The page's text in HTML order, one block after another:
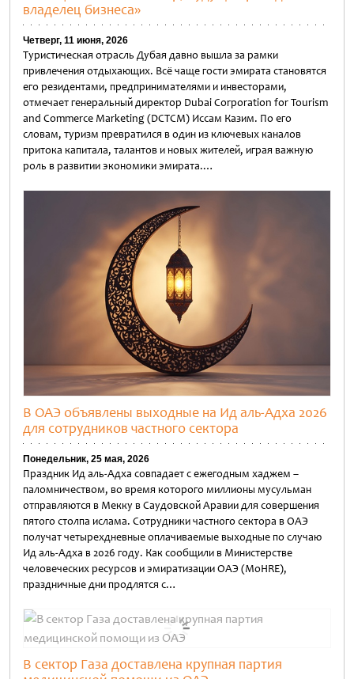
владелец бизнеса»
Четверг, 11 июня, 2026
Туристическая отрасль Дубая давно вышла за рамки
привлечения отдыхающих. Всё чаще гости эмирата становятся
его резидентами, предпринимателями и инвесторами,
отмечает генеральный директор Dubai Corporation for Tourism
and Commerce Marketing (DCTCM) Иссам Казим. По его
словам, туризм превратился в один из ключевых каналов
притока капитала, талантов и новых жителей, играя важную
роль в развитии экономики эмирата.…
В ОАЭ объявлены выходные на Ид аль-Адха 2026
для сотрудников частного сектора
Понедельник, 25 мая, 2026
Праздник Ид аль-Адха совпадает с ежегодным хаджем –
паломничеством, во время которого миллионы мусульман
отправляются в Мекку в Саудовской Аравии для совершения
пятого столпа ислама. Сотрудники частного сектора в ОАЭ
получат четырехдневные оплачиваемые выходные по случаю
Ид аль-Адха в 2026 году. Как сообщили в Министерстве
человеческих ресурсов и эмиратизации ОАЭ (MoHRE),
праздничные дни продлятся с…
В сектор Газа доставлена крупная партия